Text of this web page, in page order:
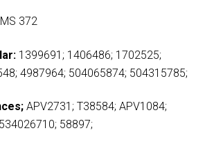
372
1399691; 1406486; 1702525;
4987964; 504065874; 504315785;
APV2731; T38584; APV1084;
58897;